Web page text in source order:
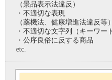
（景品表示法違反）
・不適切な表現
（薬機法、健康増進法違反等）
・不適切な文字列（キーワー
・公序良俗に反する商品
etc.